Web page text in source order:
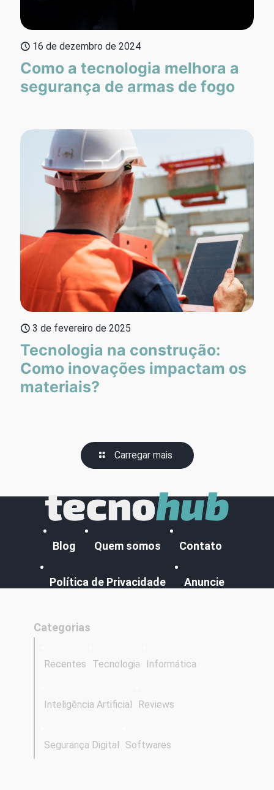
16 de dezembro de 2024
Como a tecnologia melhora a
segurança de armas de fogo
3 de fevereiro de 2025
Tecnologia na construção:
Como inovações impactam os
materiais?
Carregar mais
Blog Quem somos Contato
Política de Privacidade Anuncie
Categorias
Recentes Tecnologia Informática
Inteligência Artificial Reviews
Segurança Digital Softwares